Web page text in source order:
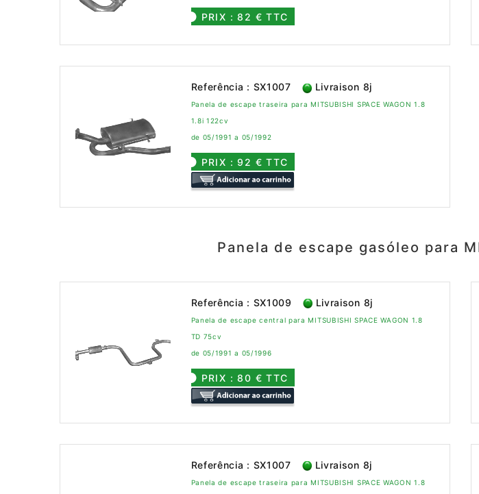
PRIX : 82 € TTC
Referência : SX1007 Livraison 8j
Panela de escape traseira para MITSUBISHI SPACE WAGON 1.8
1.8i 122cv
de 05/1991 a 05/1992
PRIX : 92 € TTC
Panela de escape gasóleo para
Referência : SX1009 Livraison 8j
Panela de escape central para MITSUBISHI SPACE WAGON 1.8
TD 75cv
de 05/1991 a 05/1996
PRIX : 80 € TTC
Referência : SX1007 Livraison 8j
Panela de escape traseira para MITSUBISHI SPACE WAGON 1.8